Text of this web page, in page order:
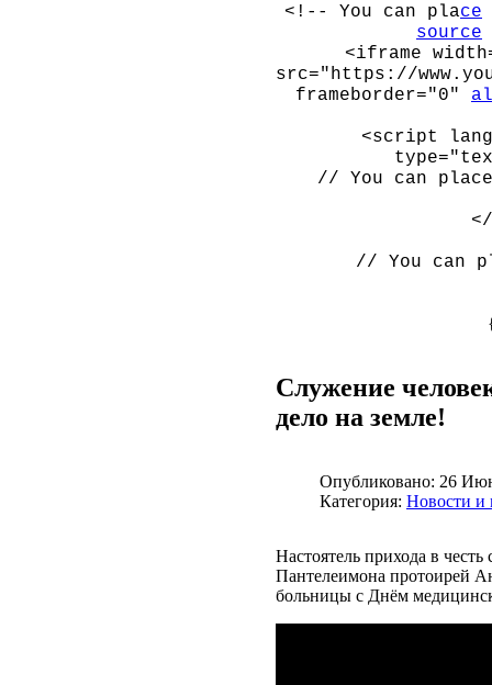
<!-- You can place
source
<iframe
src="https://
frameborder="0"
<script
// You can
// You can
Служение
дело на земле!
Опубликовано: 26
Категория: Новости и
Настоятель прихода в
Пантелеимона протоирей
больницы с Днём